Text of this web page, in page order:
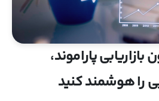
پاراموند،
را هوشمند کنید